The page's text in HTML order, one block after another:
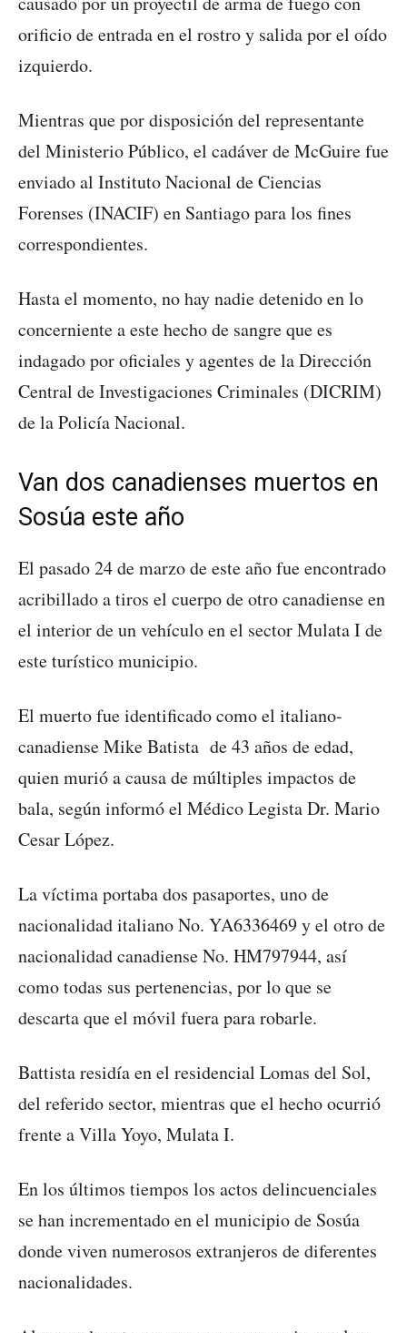
orificio de entrada en el rostro y salida por el oído
izquierdo.
Mientras que por disposición del representante
del Ministerio Público, el cadáver de McGuire fue
enviado al Instituto Nacional de Ciencias
Forenses (INACIF) en Santiago para los fines
correspondientes.
Hasta el momento, no hay nadie detenido en lo
concerniente a este hecho de sangre que es
indagado por oficiales y agentes de la Dirección
Central de Investigaciones Criminales (DICRIM)
de la Policía Nacional.
Van dos canadienses muertos en
Sosúa este año
El pasado 24 de marzo de este año fue encontrado
acribillado a tiros el cuerpo de otro canadiense en
el interior de un vehículo en el sector Mulata I de
este turístico municipio.
El muerto fue identificado como el italiano-
canadiense Mike Batista de 43 años de edad,
quien murió a causa de múltiples impactos de
bala, según informó el Médico Legista Dr. Mario
Cesar López.
La víctima portaba dos pasaportes, uno de
nacionalidad italiano No. YA6336469 y el otro de
nacionalidad canadiense No. HM797944, así
como todas sus pertenencias, por lo que se
descarta que el móvil fuera para robarle.
Battista residía en el residencial Lomas del Sol,
del referido sector, mientras que el hecho ocurrió
frente a Villa Yoyo, Mulata I.
En los últimos tiempos los actos delincuenciales
se han incrementado en el municipio de Sosúa
donde viven numerosos extranjeros de diferentes
nacionalidades.